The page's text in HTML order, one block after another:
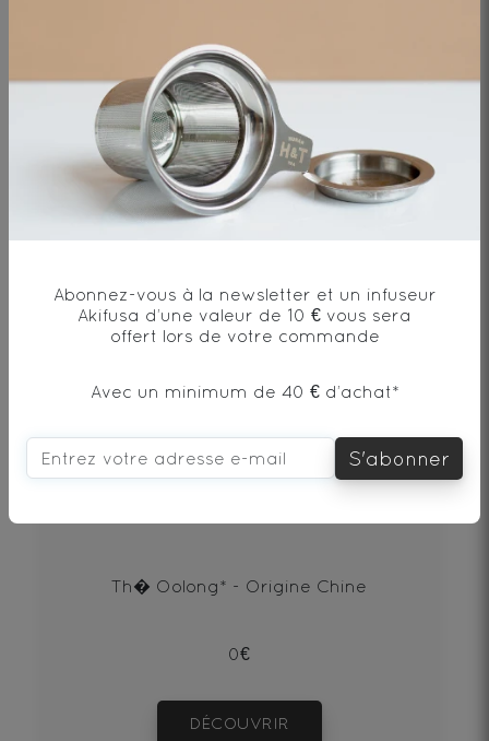
Ingrédients
Thé Oolong*, arôme naturel de pêche,
fleur*
* produit issu de l'agriculture biologique
vous aimerez aussi...
Th� Oolong* - Origine Chine
0€
DÉCOUVRIR
Abonnez-vous à la newsletter et un infuseur
Akifusa d’une valeur de 10 € vous sera
offert lors de votre commande
Avec un minimum de 40 € d’achat*
S'abonner